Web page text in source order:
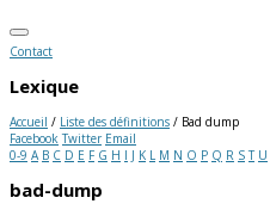
Contact
Lexique
Accueil / Liste des définitions / Bad dump
Facebook Twitter Email
0-9 A B C D E F G H I J K L M N O P Q R S T U
bad-dump